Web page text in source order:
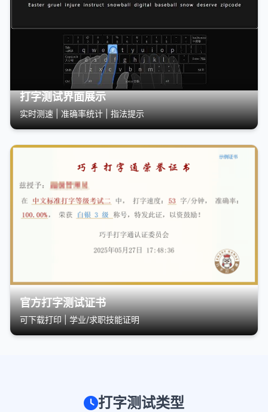
打字测试界面展示
实时测速 | 准确率统计 | 指法提示
官方打字测试证书
可下载打印 | 学业/求职技能证明
打字测试类型